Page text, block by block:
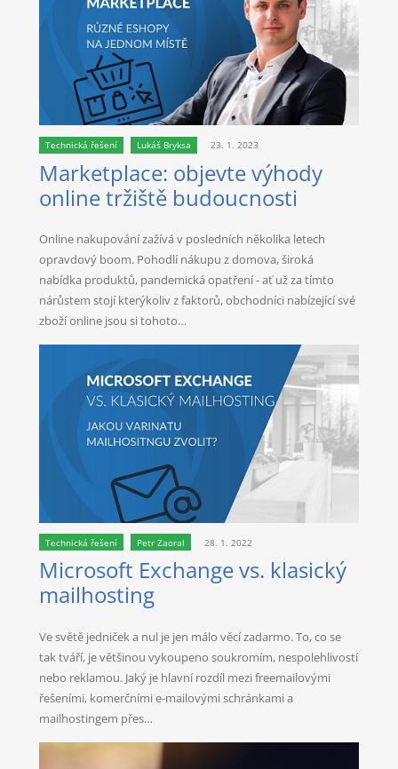
Technická řešení Lukáš Bryksa 23. 1. 2023
Marketplace: objevte výhody
online tržiště budoucnosti
Online nakupování zažívá v posledních několika letech
opravdový boom. Pohodlí nákupu z domova, široká
nabídka produktů, pandemická opatření - ať už za tímto
nárůstem stojí kterýkoliv z faktorů, obchodníci nabízející své
zboží online jsou si tohoto…
Technická řešení Petr Zaoral 28. 1. 2022
Microsoft Exchange vs. klasický
mailhosting
Ve světě jedniček a nul je jen málo věcí zadarmo. To, co se
tak tváří, je většinou vykoupeno soukromím, nespolehlivostí
nebo reklamou. Jaký je hlavní rozdíl mezi freemailovými
řešeními, komerčními e-mailovými schránkami a
mailhostingem přes…